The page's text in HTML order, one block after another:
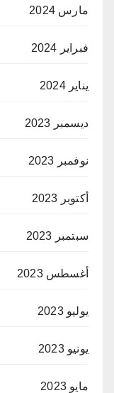
مارس 2024
فبراير 2024
يناير 2024
ديسمبر 2023
نوفمبر 2023
أكتوبر 2023
سبتمبر 2023
أغسطس 2023
يوليو 2023
يونيو 2023
مايو 2023